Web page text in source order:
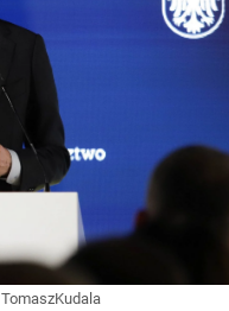
TomaszKudala